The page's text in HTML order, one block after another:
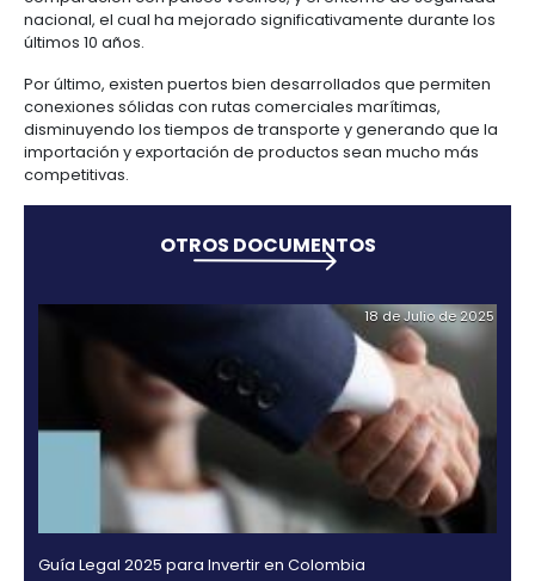
Colombia tiene un atractivo sustancial para los
trabajo urbano, particularmente adecuado para
sectores y con una alta cantidad de egresados
técnicos.
Igualmente es importante destacar que el
colombiano mantiene su compromiso de
confiabilidad y diversificación de las cadenas de
industrias extractivas para atraer inversiones.
Otros factores por los que el país sobresale en la
el sector de servicios públicos confiable que
interrupciones en las operaciones comerciales,
relativamente alta de mujeres en la fuerza laboral
comparación con países vecinos, y el entorno de
nacional, el cual ha mejorado significativamente